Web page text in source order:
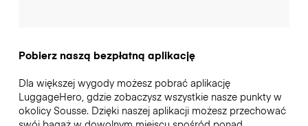
Pobierz naszą bezpłatną aplikację
Dla większej wygody możesz pobrać aplikację
LuggageHero, gdzie zobaczysz wszystkie nasze punkty w
okolicy Sousse. Dzięki naszej aplikacji możesz przechować